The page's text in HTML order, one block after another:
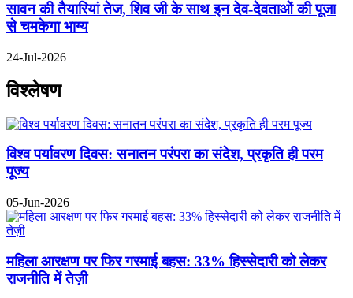
सावन की तैयारियां तेज, शिव जी के साथ इन देव-देवताओं की पूजा
से चमकेगा भाग्य
24-Jul-2026
विश्लेषण
विश्व पर्यावरण दिवस: सनातन परंपरा का संदेश, प्रकृति ही परम
पूज्य
05-Jun-2026
महिला आरक्षण पर फिर गरमाई बहस: 33% हिस्सेदारी को लेकर
राजनीति में तेज़ी